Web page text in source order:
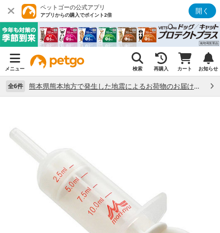
ペットゴーの公式アプリ
アプリからの購入でポイント2倍 開く
メニュー 検索 再購入 カート お知らせ
全6件 熊本県熊本地方で発生した地震によるお荷物のお届け状況について （7/28）